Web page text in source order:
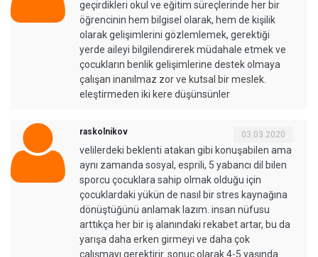
geçirdikleri okul ve eğitim süreçlerinde her bir
öğrencinin hem bilgisel olarak, hem de kişilik
olarak gelişimlerini gözlemlemek, gerektiği
yerde aileyi bilgilendirerek müdahale etmek ve
çocukların benlik gelişimlerine destek olmaya
çalışan inanılmaz zor ve kutsal bir meslek.
eleştirmeden iki kere düşünsünler
raskolnikov 03.03.2020
velilerdeki beklenti atakan gibi konuşabilen ama
aynı zamanda sosyal, esprili, 5 yabancı dil bilen
sporcu çocuklara sahip olmak olduğu için
çocuklardaki yükün de nasıl bir stres kaynağına
dönüştüğünü anlamak lazım. insan nüfusu
arttıkça her bir iş alanındaki rekabet artar, bu da
yarışa daha erken girmeyi ve daha çok
çalışmayı gerektirir. sonuç olarak 4-5 yaşında